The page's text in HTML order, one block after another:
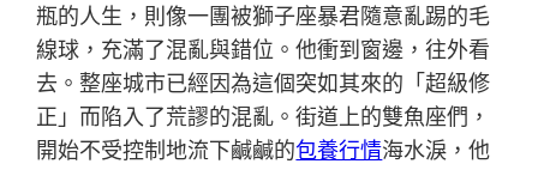
瓶的人生，則像一團被獅子座暴君隨意亂踢的毛
線球，充滿了混亂與錯位。他衝到窗邊，往外看
去。整座城市已經因為這個突如其來的「超級修
正」而陷入了荒謬的混亂。街道上的雙魚座們，
開始不受控制地流下鹹鹹的包養行情海水淚，他